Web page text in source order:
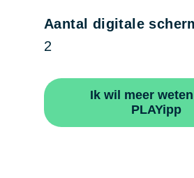
Aantal digitale
2
Ik wil meer
PLAYipp